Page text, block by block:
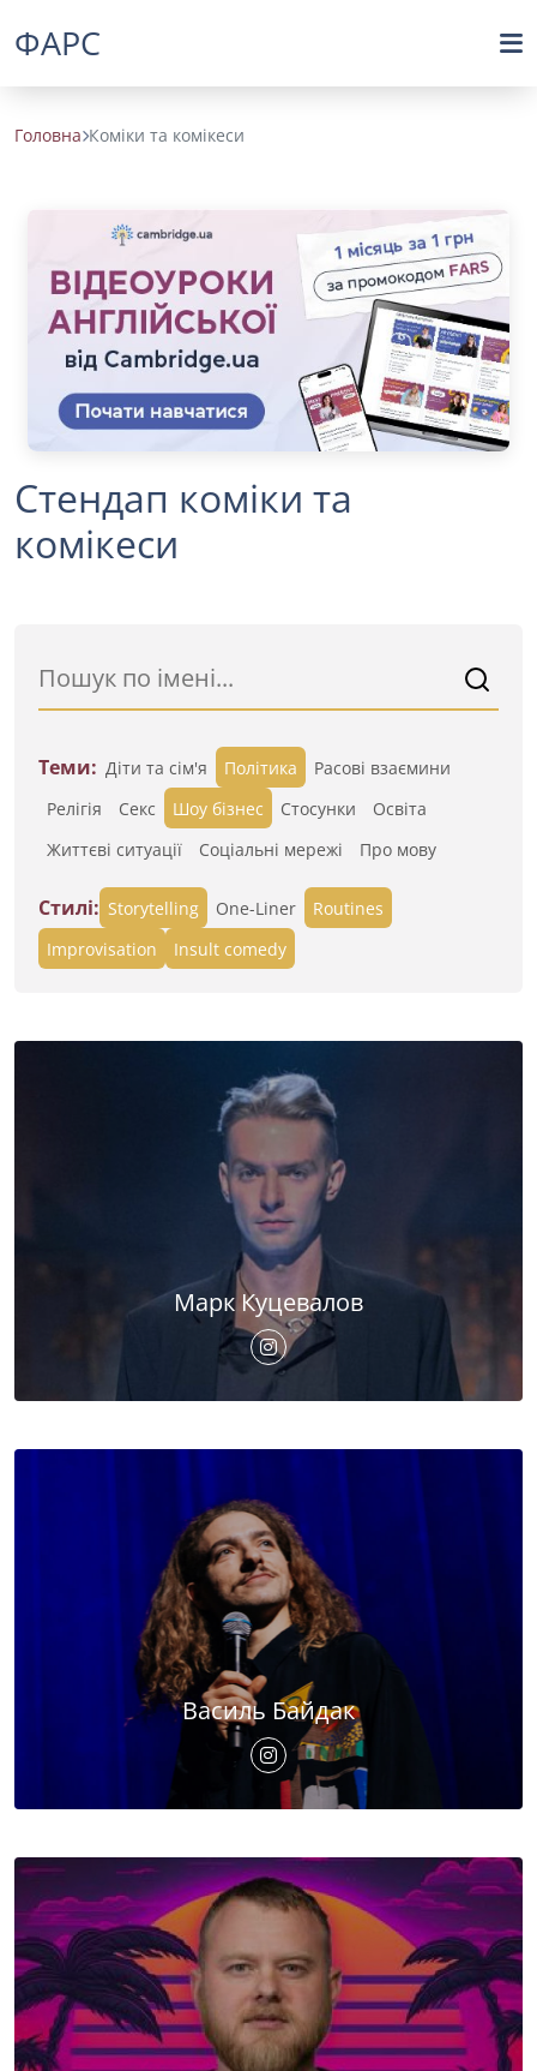
ФАРС
Головна Коміки та комікеси
Стендап коміки та
комікеси
Теми: Діти та сім'я Політика
Расові взаємини
Релігія
Секс Шоу бізнес Стосунки
Освіта
Життєві ситуації
Cоціальні мережі Про мову
Стилі: Storytelling One-Liner
Routines
Improvisation
Insult comedy
Марк Куцевалов
Василь Байдак